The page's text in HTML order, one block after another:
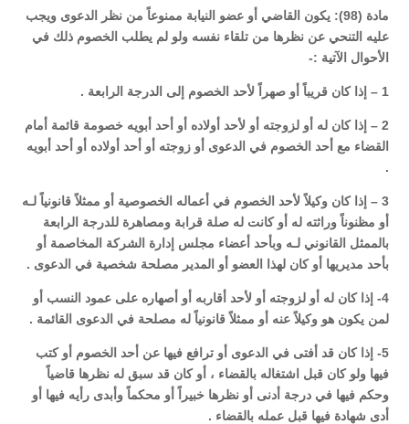
مادة (98): يكون القاضي أو عضو النيابة ممنوعاً من نظر الدعوى ويجب
عليه التنحي عن نظرها من تلقاء نفسه ولو لم يطلب الخصوم ذلك في
الأحوال الآتية :-
1 – إذا كان قريباً أو صهراً لأحد الخصوم إلى الدرجة الرابعة .
2 – إذا كان له أو لزوجته أو لأحد أولاده أو أحد أبويه خصومة قائمة أمام
القضاء مع أحد الخصوم في الدعوى أو زوجته أو أحد أولاده أو أحد أبويه
.
3 – إذا كان وكيلاً لأحد الخصوم في أعماله الخصوصية أو ممثلاً قانونياً لـه
أو مظنوناً وراثته له أو كانت له صلة قرابة ومصاهرة للدرجة الرابعة
بالممثل القانوني لـه وبأحد أعضاء مجلس إدارة الشركة المخاصمة أو
بأحد مديريها أو كان لهذا العضو أو المدير مصلحة شخصية في الدعوى .
4- إذا كان له أو لزوجته أو لأحد أقاربه أو أصهاره على عمود النسب أو
لمن يكون هو وكيلاً عنه أو ممثلاً قانونياً له مصلحة في الدعوى القائمة .
5- إذا كان قد أفتى في الدعوى أو ترافع فيها عن أحد الخصوم أو كتب
فيها ولو كان قبل اشتغاله بالقضاء ، أو كان قد سبق له نظرها قاضياً
وحكم فيها في درجة أدنى أو نظرها خبيراً أو محكماً وأبدى رأيه فيها أو
أدى شهادة فيها قبل عمله بالقضاء .